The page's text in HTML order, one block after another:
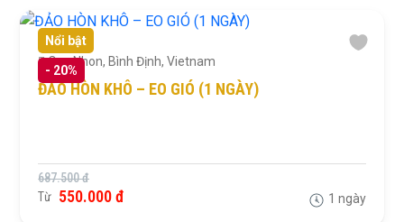
Nổi bật
- 20%
Quy Nhon, Bình Định, Vietnam
ĐẢO HÒN KHÔ – EO GIÓ (1 NGÀY)
687.500 đ
Từ 550.000 đ 1 ngày